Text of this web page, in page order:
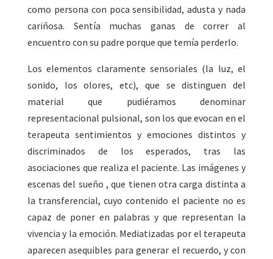
como persona con poca sensibilidad, adusta y nada
cariñosa. Sentía muchas ganas de correr al
encuentro con su padre porque que temía perderlo.
Los elementos claramente sensoriales (la luz, el
sonido, los olores, etc), que se distinguen del
material que pudiéramos denominar
representacional pulsional, son los que evocan en el
terapeuta sentimientos y emociones distintos y
discriminados de los esperados, tras las
asociaciones que realiza el paciente. Las imágenes y
escenas del sueño , que tienen otra carga distinta a
la transferencial, cuyo contenido el paciente no es
capaz de poner en palabras y que representan la
vivencia y la emoción. Mediatizadas por el terapeuta
aparecen asequibles para generar el recuerdo, y con